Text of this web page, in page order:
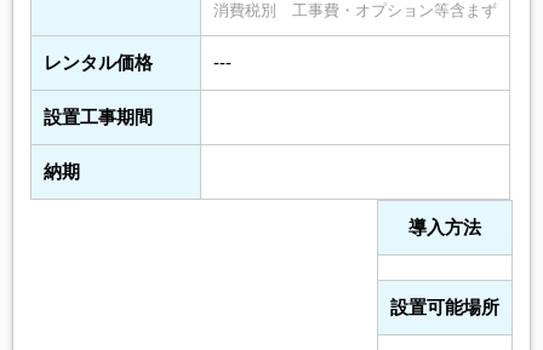
消費税別 工事費・オプション等含まず
レンタル価格 ---
設置工事期間
納期
導入方法
設置可能場所